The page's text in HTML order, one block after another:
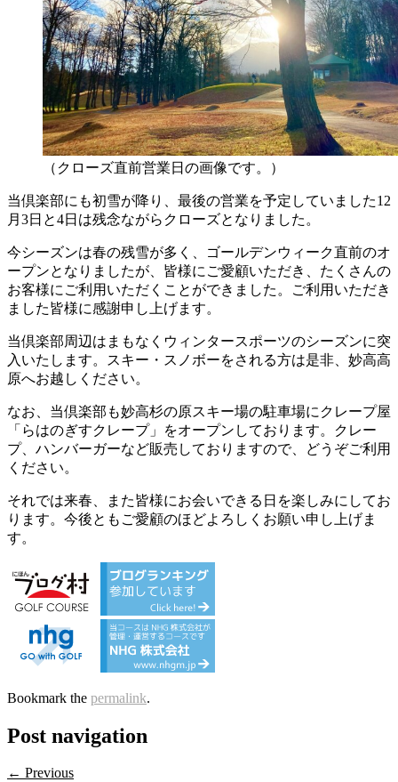
（クローズ直前営業日の画像です。）
当倶楽部にも初雪が降り、最後の営業を予定していました12
月3日と4日は残念ながらクローズとなりました。
今シーズンは春の残雪が多く、ゴールデンウィーク直前のオ
ープンとなりましたが、皆様にご愛顧いただき、たくさんの
お客様にご利用いただくことができました。ご利用いただき
ました皆様に感謝申し上げます。
当倶楽部周辺はまもなくウィンタースポーツのシーズンに突
入いたします。スキー・スノボーをされる方は是非、妙高高
原へお越しください。
なお、当倶楽部も妙高杉の原スキー場の駐車場にクレープ屋
「らはのぎすクレープ」をオープンしております。クレー
プ、ハンバーガーなど販売しておりますので、どうぞご利用
ください。
それでは来春、また皆様にお会いできる日を楽しみにしてお
ります。今後ともご愛顧のほどよろしくお願い申し上げま
す。
Bookmark the permalink.
Post navigation
← Previous